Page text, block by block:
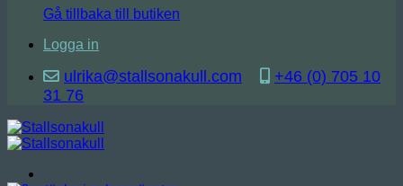
Gå tillbaka till butiken
Logga in
ulrika@stallsonakull.com
+46 (0) 705 10
31 76